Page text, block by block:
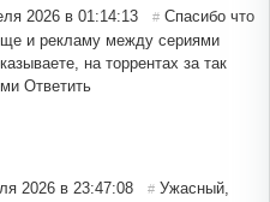
2026 в 01:14:13 # Спасибо что
и рекламу между сериями
на торрентах за так
Ответить
2026 в 23:47:08 # Ужасный,